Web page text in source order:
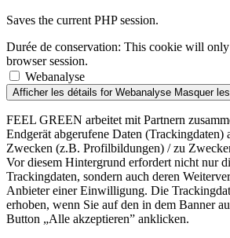
Saves the current PHP session.
Durée de conservation: This cookie will
browser session.
Webanalyse
Afficher les détails for Webanalyse Masquer
FEEL GREEN arbeitet mit Partnern
Endgerät abgerufene Daten (Trackingdaten)
Zwecken (z.B. Profilbildungen) / zu
Vor diesem Hintergrund erfordert nicht nur
Trackingdaten, sondern auch deren
Anbieter einer Einwilligung. Die
erhoben, wenn Sie auf den in dem Banner
Button „Alle akzeptieren” anklicken.